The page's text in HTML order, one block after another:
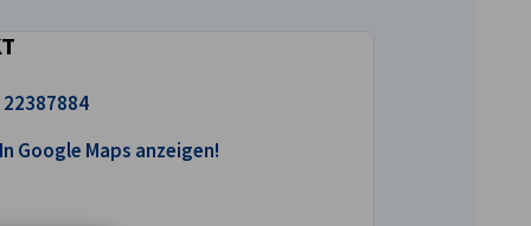
an!
Maps öffnen!
In Google Maps anzeigen!